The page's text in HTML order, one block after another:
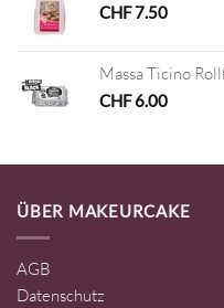
CHF7.50
Massa Ticino
CHF6.00
ÜBER MAKEURCAKE
AGB
Datenschutz